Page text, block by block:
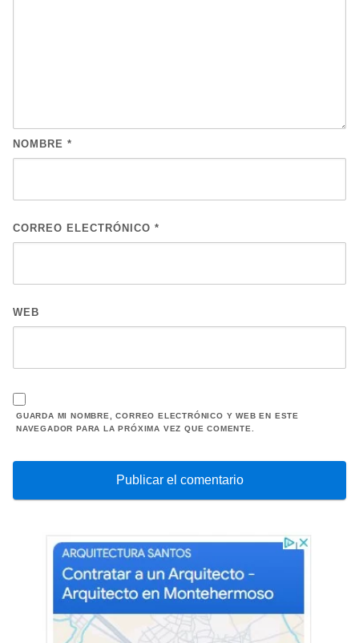
NOMBRE *
CORREO ELECTRÓNICO *
WEB
GUARDA MI NOMBRE, CORREO ELECTRÓNICO Y WEB EN ESTE
NAVEGADOR PARA LA PRÓXIMA VEZ QUE COMENTE.